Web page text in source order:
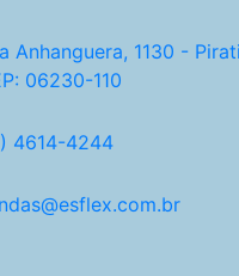
Anhanguera, 1130 -
06230-110
4614-4244